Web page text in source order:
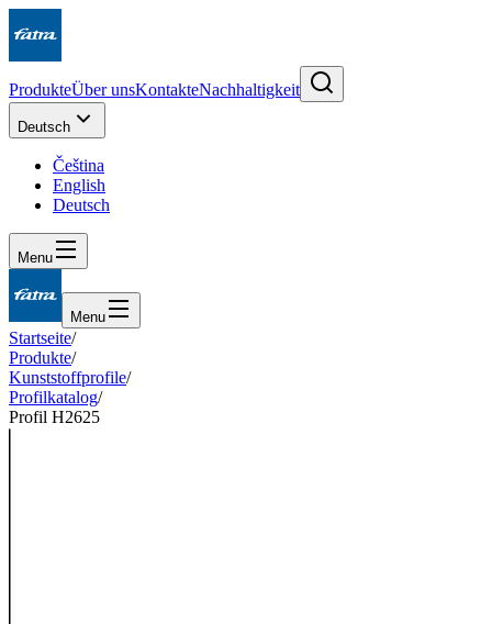
ProdukteÜber unsKontakteNachhaltigkeit
Deutsch
Čeština
English
Deutsch
Menu
Menu
Startseite/
Produkte/
Kunststoffprofile/
Profilkatalog/
Profil H2625